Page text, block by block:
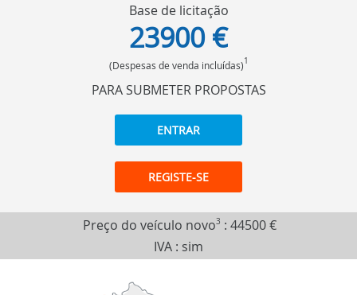
Base de licitação
23900 €
(Despesas de venda incluídas)1
PARA SUBMETER PROPOSTAS
ENTRAR
REGISTE-SE
Preço do veículo novo3 : 44500 €
IVA : sim